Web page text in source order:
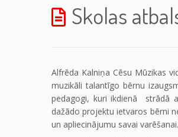
Skolas
Alfrēda Kalniņa Cēsu Mūzikas
muzikāli talantīgo bērnu
pedagogi, kuri ikdienā strādā
dažādo projektu ietvaros bērni
un apliecinājumu savai varēšanai.